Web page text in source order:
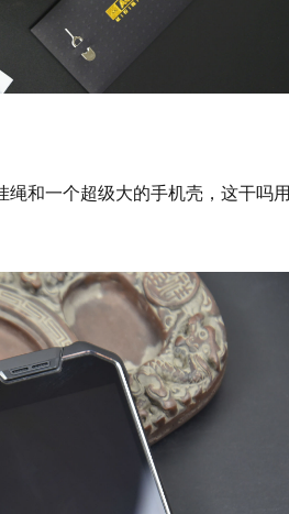
和一个超级大的手机壳，这干吗用